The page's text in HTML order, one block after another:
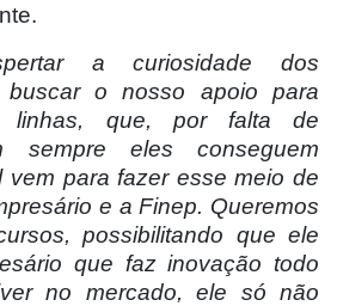
a curiosidade dos
buscar o nosso apoio para
linhas, que, por falta de
sempre eles conseguem
vem para fazer esse meio de
e a Finep. Queremos
possibilitando que ele
que faz inovação todo
no mercado, ele só não